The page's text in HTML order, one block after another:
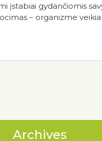
įstabiai gydančiomis
– organizme
Archives